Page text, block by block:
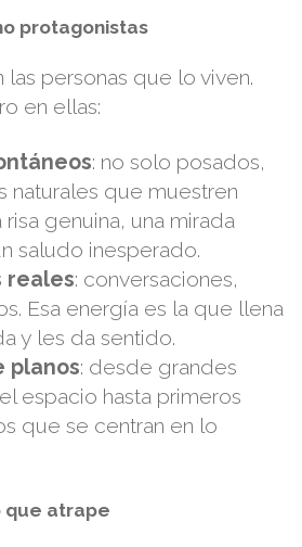
protagonistas
las personas que lo viven.
en ellas:
: no solo posados,
naturales que muestren
genuina, una mirada
saludo inesperado.
reales: conversaciones,
Esa energía es la que llena
y les da sentido.
planos: desde grandes
espacio hasta primeros
que se centran en lo
que atrape